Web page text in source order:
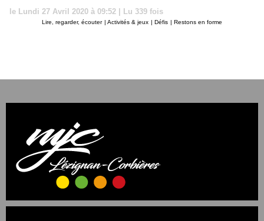
le Lundi 27 Avril 2020 à 09:52 | Lu 339 fois
Lire, regarder, écouter | Activités & jeux | Défis | Restons en forme